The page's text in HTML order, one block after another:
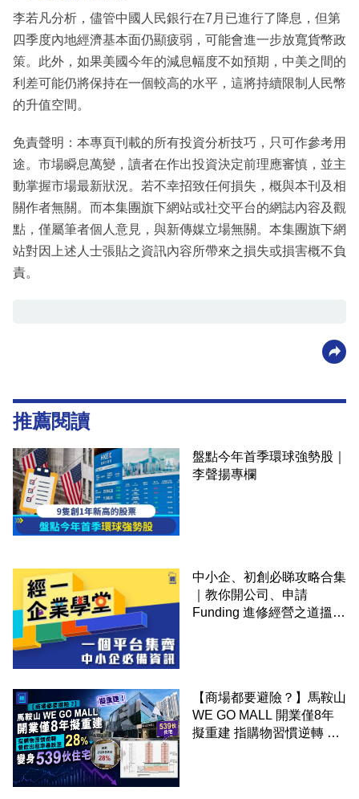
李若凡分析，儘管中國人民銀行在7月已進行了降息，但第
四季度內地經濟基本面仍顯疲弱，可能會進一步放寬貨幣政
策。此外，如果美國今年的減息幅度不如預期，中美之間的
利差可能仍將保持在一個較高的水平，這將持續限制人民幣
的升值空間。
免責聲明：本專頁刊載的所有投資分析技巧，只可作參考用
途。市場瞬息萬變，讀者在作出投資決定前理應審慎，並主
動掌握市場最新狀況。若不幸招致任何損失，概與本刊及相
關作者無關。而本集團旗下網站或社交平台的網誌內容及觀
點，僅屬筆者個人意見，與新傳媒立場無關。本集團旗下網
站對因上述人士張貼之資訊內容所帶來之損失或損害概不負
責。
推薦閱讀
盤點今年首季環球強勢股｜
李聲揚專欄
中小企、初創必睇攻略合集
｜教你開公司、申請
Funding 進修經營之道搵大
【商場都要避險？】馬鞍山
WE GO MALL 開業僅8年
擬重建 指購物習慣逆轉 餐